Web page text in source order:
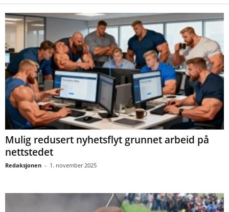
Mulig redusert nyhetsflyt grunnet arbeid på
nettstedet
Redaksjonen - 1. november 2025